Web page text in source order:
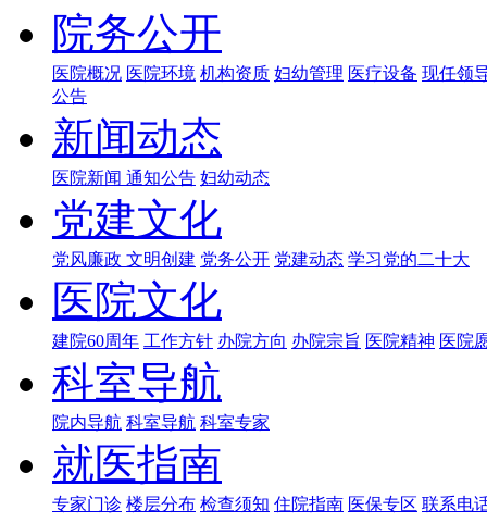
院务公开
医院概况 医院环境 机构资质 妇幼管理 医疗设备 现任领
公告
新闻动态
医院新闻 通知公告 妇幼动态
党建文化
党风廉政 文明创建 党务公开 党建动态 学习党的二十大
医院文化
建院60周年 工作方针 办院方向 办院宗旨 医院精神 医院
科室导航
院内导航 科室导航 科室专家
就医指南
专家门诊 楼层分布 检查须知 住院指南 医保专区 联系电